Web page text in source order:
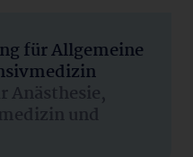
für Allgemeine
und